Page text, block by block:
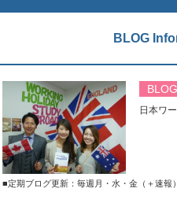
BLOG
日本ワ
■定期ブログ更新：毎週月・水・金（＋速報）